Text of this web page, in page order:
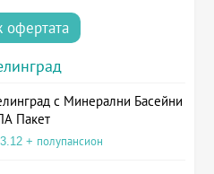
офертата
с Минерални Басейни
Пакет
+ полупансион